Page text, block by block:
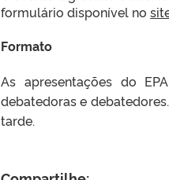
formulário disponível no
Formato
As apresentações do
debatedoras e
tarde.